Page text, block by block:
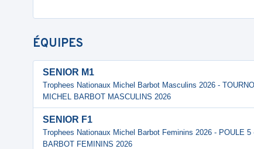
ÉQUIPES
SENIOR M1
Trophees Nationaux Michel Barbot Masculins 2026 -
MICHEL BARBOT MASCULINS 2026
SENIOR F1
Trophees Nationaux Michel Barbot Feminins 2026 - POULE
BARBOT FEMININS 2026